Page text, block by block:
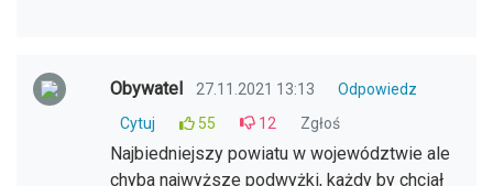
Obywatel 27.11.2021 13:13
Odpowiedz
Cytuj
55 12 Zgłoś
Najbiedniejszy powiatu w województwie ale
chyba najwyższe podwyżki, każdy by chciał